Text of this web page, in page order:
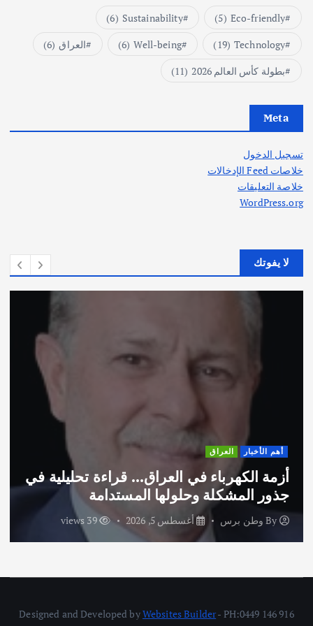
Eco-friendly
(5)
Sustainability
(6)
Technology
(19)
Well-being
(6) العراق (6)
بطولة كأس العالم 2026
(11)
Meta
تسجيل الدخول
خلاصات Feed الإدخالات
خلاصة التعليقات
WordPress.org
لا يفوتك
أهم الأخبار العراق
أزمة الكهرباء في العراق… قراءة تحليلية في
جذور المشكلة وحلولها المستدامة
وطن برس أغسطس 5, 2026 39 views
Designed and Developed byWebsites Builder- PH:0449 146 916